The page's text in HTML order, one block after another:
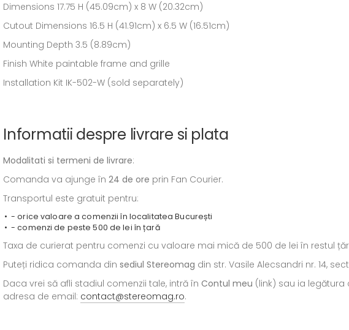
Dimensions 17.75 H (45.09cm) x 8 W (20.32cm)
Cutout Dimensions 16.5 H (41.91cm) x 6.5 W (16.51cm)
Mounting Depth 3.5 (8.89cm)
Finish White paintable frame and grille
Installation Kit IK-502-W (sold separately)
Informatii despre livrare si plata
Modalitati si termeni de livrare:
Comanda va ajunge în 24 de ore prin Fan Courier.
Transportul este gratuit pentru:
- orice valoare a comenzii în localitatea București
- comenzi de peste 500 de lei în țară
Taxa de curierat pentru comenzi cu valoare mai mică de 500 de lei în restul
Puteți ridica comanda din sediul Stereomag din str. Vasile Alecsandri nr. 14,
Daca vrei să afli stadiul comenzii tale, intră în Contul meu (link) sau ia legătura
adresa de email: contact@stereomag.ro.